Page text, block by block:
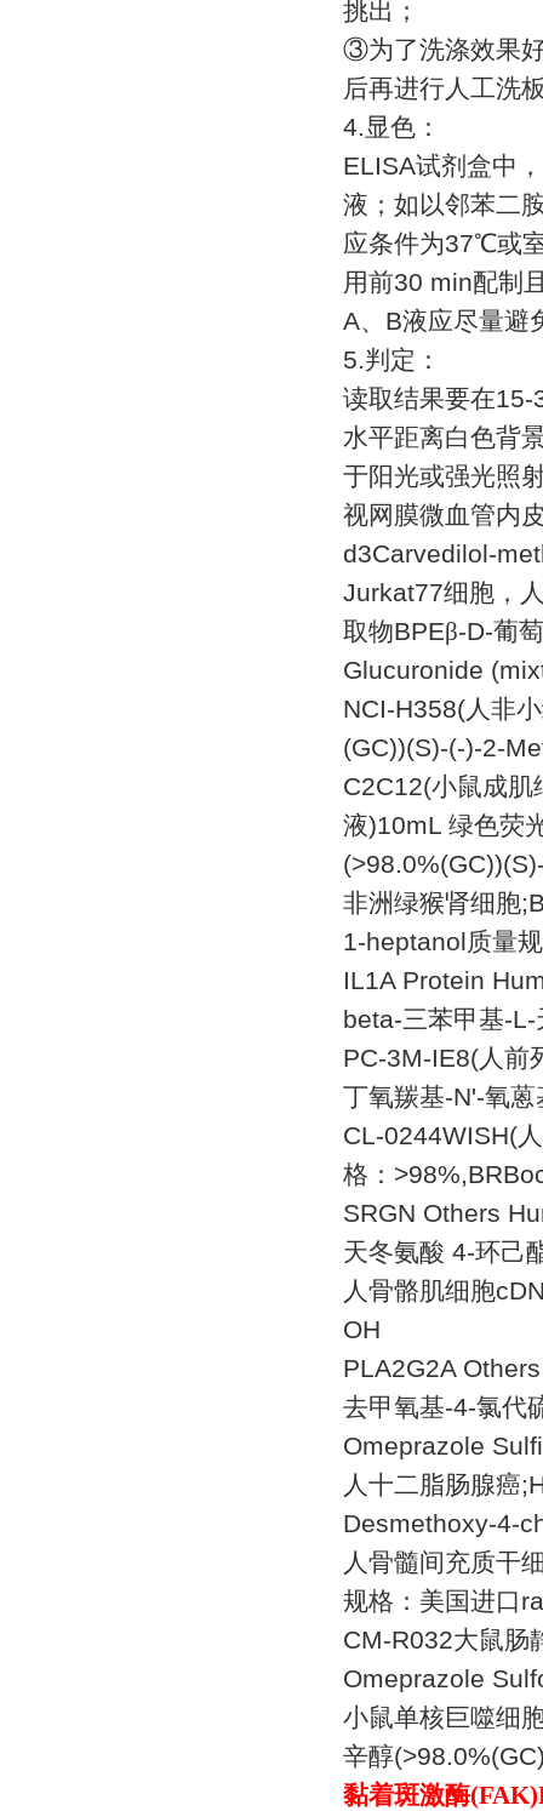
挑出；
③为了洗涤效果
后再进行人工洗
4.显色：
ELISA试剂盒中
液；如以邻苯二
应条件为37℃或
用前30 min配制
A、 B液应尽量避
5.判定：
读取结果要在15-
水平距离白色背
于阳光或强光照
视网膜微血管内
d3Carvedilol-
Jurkat77细胞，
取物BPEβ-D-葡
Glucuronide
NCI-H358(人非
(GC))(S)-(-)-2-
C2C12(小鼠成肌
液)10mL 绿色荧
非洲绿猴肾细胞
1-heptanol质量
IL1A Protein
beta-三苯甲基-L-
PC-3M-IE8(人前
丁氧羰基-N'-氧蒽
CL-0244WISH(
格：
SRGN Others
天冬氨酸 4-环己
人骨骼肌细胞
OH
PLA2G2A
去甲氧基-4-氯代
Omeprazole
人十二脂肠腺癌
Desmethoxy-4-
人骨髓间充质干
规格：美国进口
CM-R032大鼠肠
Omeprazole
小鼠单核巨噬细
辛醇
黏着斑激酶